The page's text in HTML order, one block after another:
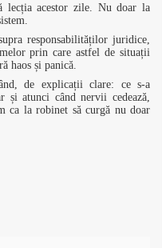
lecția acestor zile. Nu doar la
responsabilităților juridice,
prin care astfel de situații
haos și panică.
de explicații clare: ce s-a
atunci când nervii cedează,
ca la robinet să curgă nu doar